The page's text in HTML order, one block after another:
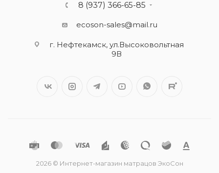
8 (937) 366-65-85
ecoson-sales@mail.ru
г. Нефтекамск, ул.Высоковольтная
9В
2026 © Интернет-магазин матрацов ЭкоСон